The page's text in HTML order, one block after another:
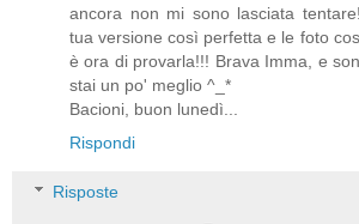
ancora non mi sono lasciata
tua versione così perfetta e le foto
è ora di provarla!!! Brava Imma, e
stai un po' meglio ^_*
Bacioni, buon lunedì...
Rispondi
Risposte